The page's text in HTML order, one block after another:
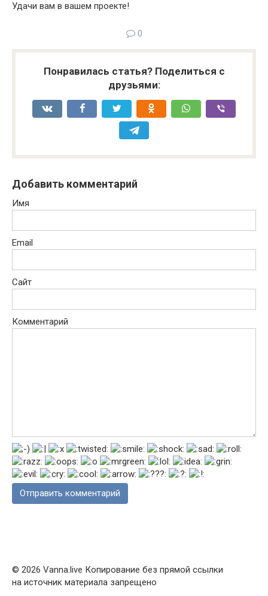
Удачи вам в вашем проекте!
0
Понравилась статья? Поделиться с
друзьями:
Добавить комментарий
Имя
Email
Сайт
Комментарий
© 2026 Vanna.live Копирование без прямой ссылки
на источник материала запрещено